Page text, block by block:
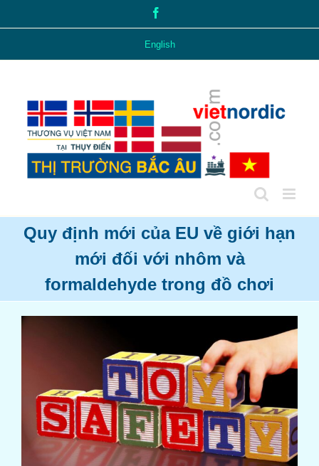
English
Quy định mới của EU về giới hạn
mới đối với nhôm và
formaldehyde trong đồ chơi
View